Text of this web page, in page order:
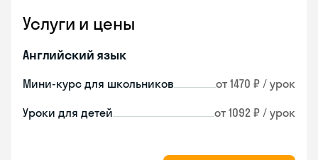
Услуги и цены
Английский язык
Мини-курс для школьников от 1470 ₽ / урок
Уроки для детей от 1092 ₽ / урок